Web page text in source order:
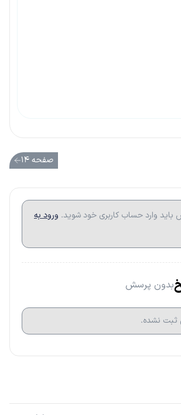
صفحه ۱۴
وارد حساب کاربری خود شوید. ورود به
بدون پرسش
ثبت نشده.